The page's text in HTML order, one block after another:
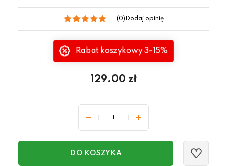
(0) Dodaj opinię
Rabat koszykowy 3-15%
129.00 zł
DO KOSZYKA